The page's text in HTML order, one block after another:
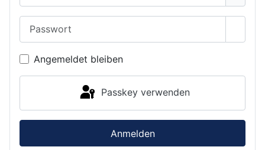
Angemeldet bleiben
Passkey verwenden
Anmelden